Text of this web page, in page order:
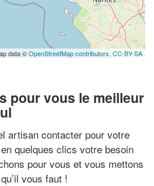
data ©OpenStreetMap contributors, CC-BY-SA
pour vous le meilleur
artisan contacter pour votre
quelques clics votre besoin
pour vous et vous mettons
vous faut !